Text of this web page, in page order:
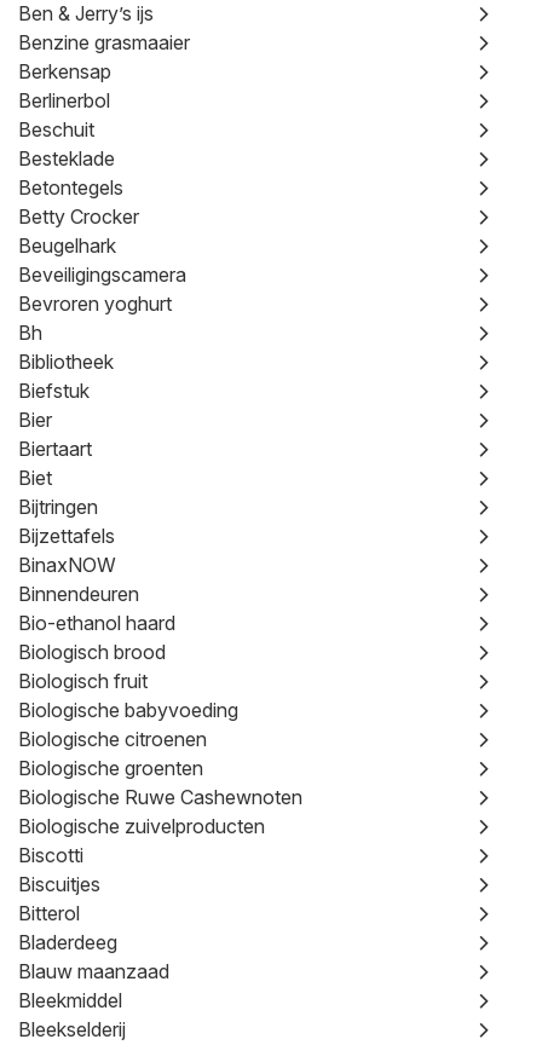
Ben & Jerry’s ijs
Benzine grasmaaier
Berkensap
Berlinerbol
Beschuit
Besteklade
Betontegels
Betty Crocker
Beugelhark
Beveiligingscamera
Bevroren yoghurt
Bh
Bibliotheek
Biefstuk
Bier
Biertaart
Biet
Bijtringen
Bijzettafels
BinaxNOW
Binnendeuren
Bio-ethanol haard
Biologisch brood
Biologisch fruit
Biologische babyvoeding
Biologische citroenen
Biologische groenten
Biologische Ruwe Cashewnoten
Biologische zuivelproducten
Biscotti
Biscuitjes
Bitterol
Bladerdeeg
Blauw maanzaad
Bleekmiddel
Bleekselderij